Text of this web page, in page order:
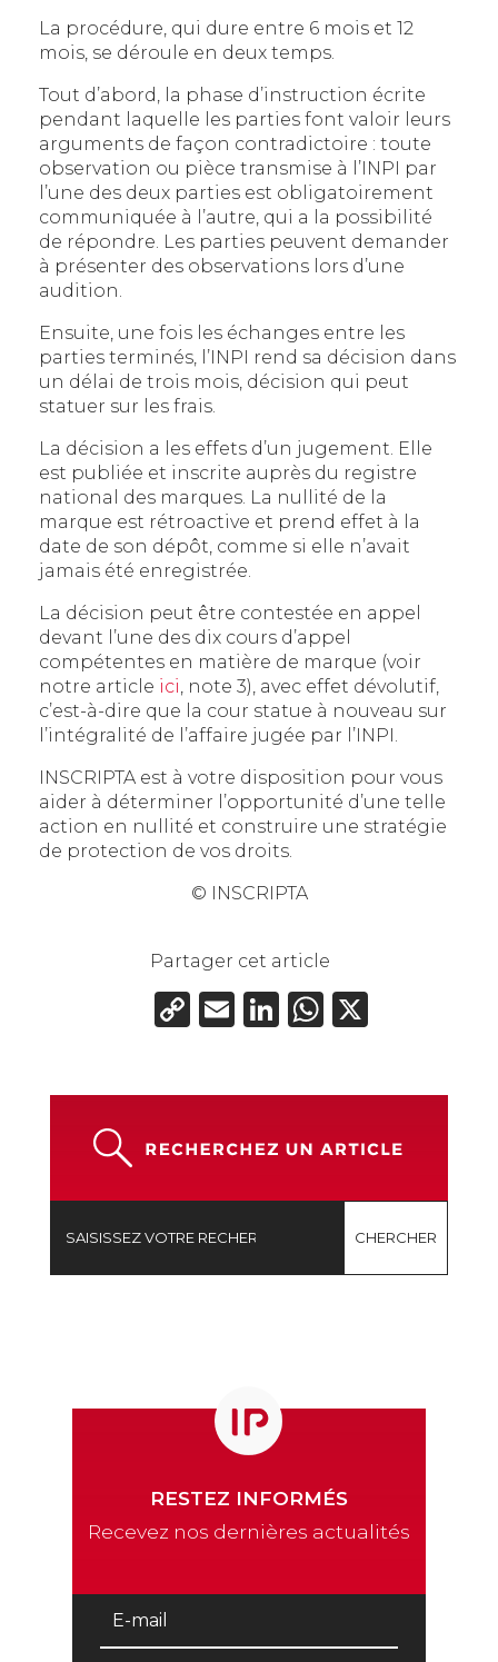
La procédure, qui dure entre 6 mois et 12
mois, se déroule en deux temps.
Tout d’abord, la phase d’instruction écrite
pendant laquelle les parties font valoir leurs
arguments de façon contradictoire : toute
observation ou pièce transmise à l’INPI par
l’une des deux parties est obligatoirement
communiquée à l’autre, qui a la possibilité
de répondre. Les parties peuvent demander
à présenter des observations lors d’une
audition.
Ensuite, une fois les échanges entre les
parties terminés, l’INPI rend sa décision dans
un délai de trois mois, décision qui peut
statuer sur les frais.
La décision a les effets d’un jugement. Elle
est publiée et inscrite auprès du registre
national des marques. La nullité de la
marque est rétroactive et prend effet à la
date de son dépôt, comme si elle n’avait
jamais été enregistrée.
La décision peut être contestée en appel
devant l’une des dix cours d’appel
compétentes en matière de marque (voir
notre article ici , note 3), avec effet dévolutif,
c’est-à-dire que la cour statue à nouveau sur
l’intégralité de l’affaire jugée par l’INPI.
INSCRIPTA est à votre disposition pour vous
aider à déterminer l’opportunité d’une telle
action en nullité et construire une stratégie
de protection de vos droits.
© INSCRIPTA
Partager cet article
CopyEmail
LinkedIn
X
RESTEZ INFORMÉS
Recevez nos dernières actualités